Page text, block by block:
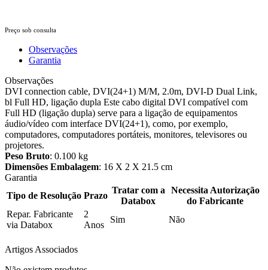
Preço sob consulta
Observações
Garantia
Observações
DVI connection cable, DVI(24+1) M/M, 2.0m, DVI-D Dual Link,
bl Full HD, ligação dupla Este cabo digital DVI compatível com
Full HD (ligação dupla) serve para a ligação de equipamentos
áudio/vídeo com interface DVI(24+1), como, por exemplo,
computadores, computadores portáteis, monitores, televisores ou
projetores.
Peso Bruto: 0.100 kg
Dimensões Embalagem: 16 X 2 X 21.5 cm
Garantia
Tipo de Resolução Prazo
Tratar com a
Databox
Necessita Autorização
do Fabricante
Repar. Fabricante
via Databox
2
Anos
Sim Não
Artigos Associados